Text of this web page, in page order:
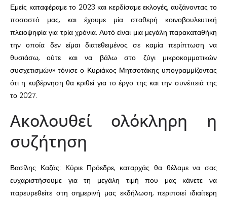
Εμείς καταφέραμε το 2023 και κερδίσαμε εκλογές, αυξάνοντας το
ποσοστό μας, και έχουμε μία σταθερή κοινοβουλευτική
πλειοψηφία για τρία χρόνια. Αυτό είναι μια μεγάλη παρακαταθήκη
την οποία δεν είμαι διατεθειμένος σε καμία περίπτωση να
θυσιάσω, ούτε και να βάλω στο ζύγι μικροκομματικών
συσχετισμών» τόνισε ο Κυριάκος Μητσοτάκης υπογραμμίζοντας
ότι η κυβέρνηση θα κριθεί για το έργο της και την συνέπειά της
το 2027.
Ακολουθεί ολόκληρη η
συζήτηση
Βασίλης Καζάς: Κύριε Πρόεδρε, καταρχάς θα θέλαμε να σας
ευχαριστήσουμε για τη μεγάλη τιμή που μας κάνετε να
παρευρεθείτε στη σημερινή μας εκδήλωση, περιποιεί ιδιαίτερη